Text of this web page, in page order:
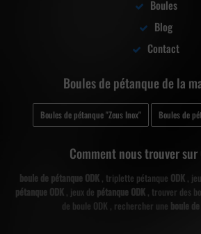
Boules
Blog
Contact
Boules de pétanque de la
Boules de pétanque "Zeus Inox" Boules de
Comment nous trouver sur
boule de pétanque ODK , triplette pétanque ODK ,
pétanque ODK , jeux de pétanque ODK , trouver des
de boule ODK , rechercher une boule de